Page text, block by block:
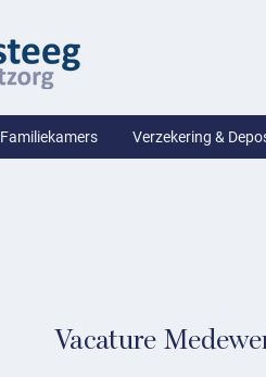
Vacature
Familiekamers Verzekering &